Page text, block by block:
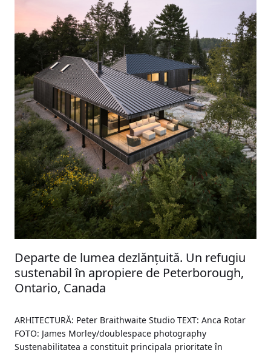
Departe de lumea dezlănțuită. Un refugiu
sustenabil în apropiere de Peterborough,
Ontario, Canada
ARHITECTURĂ: Peter Braithwaite Studio TEXT: Anca Rotar
FOTO: James Morley/doublespace photography
Sustenabilitatea a constituit principala prioritate în